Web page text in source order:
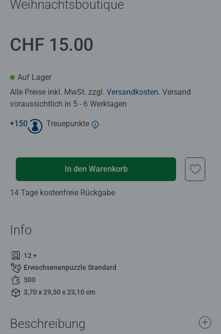
Weihnachtsboutique
CHF 15.00
Auf Lager
Alle Preise inkl. MwSt. zzgl. Versandkosten. Versand
voraussichtlich in 5 - 6 Werktagen
+150 Treuepunkte
In den Warenkorb
14 Tage kostenfreie Rückgabe
Info
12 +
Erwachsenenpuzzle Standard
500
3,70 x 29,50 x 23,10 cm
Beschreibung